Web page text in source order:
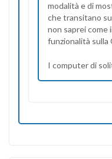
modalità e di
che transitano
non saprei come
funzionalità sulla
I computer di